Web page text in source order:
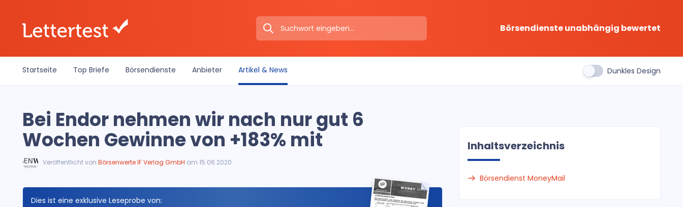
Börsendienste unabhängig bewertet
Startseite Top Briefe Börsendienste Anbieter Artikel & News Dunkles Design
Bei Endor nehmen wir nach nur gut 6
Wochen Gewinne von +183% mit
Veröffentlicht von Börsenwerte IF Verlag GmbH am 15.06.2020
Dies ist eine exklusive Leseprobe von:
Inhaltsverzeichnis
Börsendienst MoneyMail